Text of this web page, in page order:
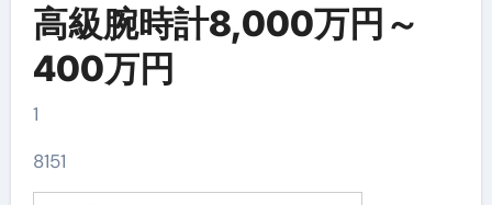
高級腕時計8,000万円～
400万円
1
8151